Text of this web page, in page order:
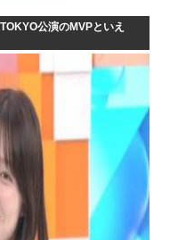
公演のMVPといえ